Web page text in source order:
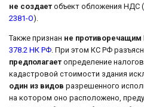
не создает объект обложения НДС (
2381-О).
Также признан не противоречащим
378.2 НК РФ. При этом КС РФ
предполагает определение
кадастровой стоимости здания
один из видов разрешенного
на котором оно расположено,